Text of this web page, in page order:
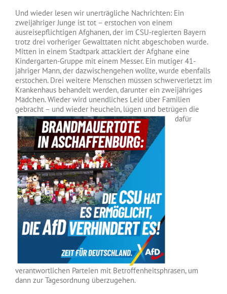
Und wieder lesen wir unerträgliche Nachrichten: Ein
zweijähriger Junge ist tot – erstochen von einem
ausreisepflichtigen Afghanen, der im CSU-regierten Bayern
trotz drei vorheriger Gewalttaten nicht abgeschoben wurde.
Mitten in einem Stadtpark attackiert der Afghane eine
Kindergarten-Gruppe mit einem Messer. Ein mutiger 41-
jähriger Mann, der dazwischengehen wollte, wurde ebenfalls
erstochen. Drei weitere Menschen müssen schwerverletzt im
Krankenhaus behandelt werden, darunter ein zweijähriges
Mädchen. Wieder wird unendliches Leid über Familien
gebracht – und wieder heucheln, lügen und betrügen die
dafür
verantwortlichen Parteien mit Betroffenheitsphrasen, um
dann zur Tagesordnung überzugehen.